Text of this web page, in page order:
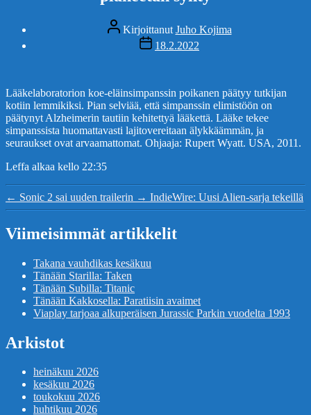
Kirjoittaja
Kirjoittanut Juho Kojima
Julkaisupäivämäärä
18.2.2022
Lääkelaboratorion koe-eläinsimpanssin poikanen päätyy tutkijan
kotiin lemmikiksi. Pian selviää, että simpanssin elimistöön on
päätynyt Alzheimerin tautiin kehitettyä lääkettä. Lääke tekee
simpanssista huomattavasti lajitovereitaan älykkäämmän, ja
seuraukset ovat arvaamattomat. Ohjaaja: Rupert Wyatt. USA, 2011.
Leffa alkaa kello 22:35
← Sonic 2 sai uuden trailerin → IndieWire: Uusi Alien-sarja tekeillä
Viimeisimmät artikkelit
Takana vauhdikas kesäkuu
Tänään Starilla: Taken
Tänään Subilla: Titanic
Tänään Kakkosella: Paratiisin avaimet
Viaplay tarjoaa alkuperäisen Jurassic Parkin vuodelta 1993
Arkistot
heinäkuu 2026
kesäkuu 2026
toukokuu 2026
huhtikuu 2026